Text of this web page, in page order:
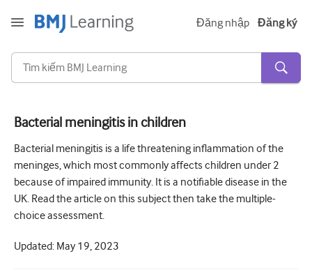
Đăng nhập Đăng ký
Cấp tính và khẩn cấp
Dị ứng
Tim
Kĩ năng giao tiếp
Bacterial meningitis in children
Bacterial meningitis is a life threatening inflammation of the
meninges, which most commonly affects children under 2
because of impaired immunity. It is a notifiable disease in the
UK. Read the article on this subject then take the multiple-
choice assessment.
Updated: May 19, 2023